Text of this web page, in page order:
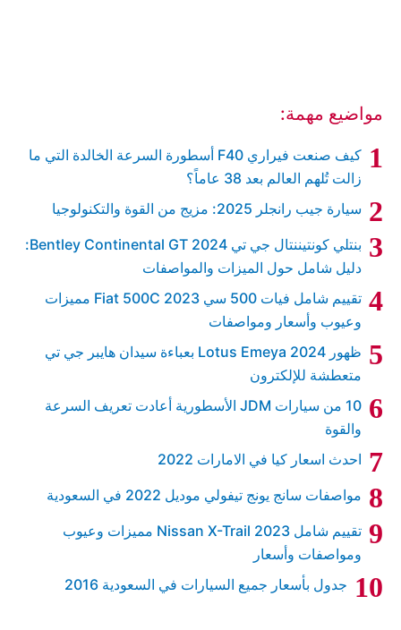
مواضيع مهمة:
كيف صنعت فيراري F40 أسطورة السرعة الخالدة التي ما
زالت تُلهم العالم بعد 38 عاماً؟
سيارة جيب رانجلر 2025: مزيج من القوة والتكنولوجيا
بنتلي كونتيننتال جي تي 2024 Bentley Continental GT:
دليل شامل حول الميزات والمواصفات
تقييم شامل فيات 500 سي 2023 Fiat 500C مميزات
وعيوب وأسعار ومواصفات
ظهور 2024 Lotus Emeya بعباءة سيدان هايبر جي تي
متعطشة للإلكترون
10 من سيارات JDM الأسطورية أعادت تعريف السرعة
والقوة
احدث اسعار كيا في الامارات 2022
مواصفات سانج يونج تيفولي موديل 2022 في السعودية
تقييم شامل Nissan X-Trail 2023 مميزات وعيوب
ومواصفات وأسعار
جدول بأسعار جميع السيارات في السعودية 2016